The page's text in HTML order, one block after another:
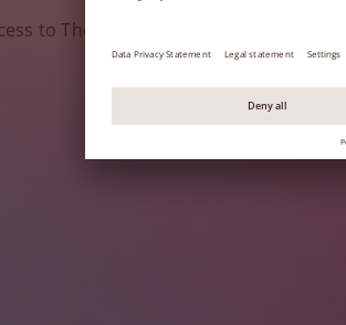
to Therapy Tools.